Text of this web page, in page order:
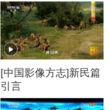
[中国影像方志]新民篇
引言